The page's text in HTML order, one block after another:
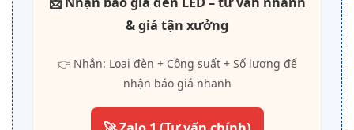
& giá tận xưởng
👉 Nhắn: Loại đèn + Công suất + Số lượng để
nhận báo giá nhanh